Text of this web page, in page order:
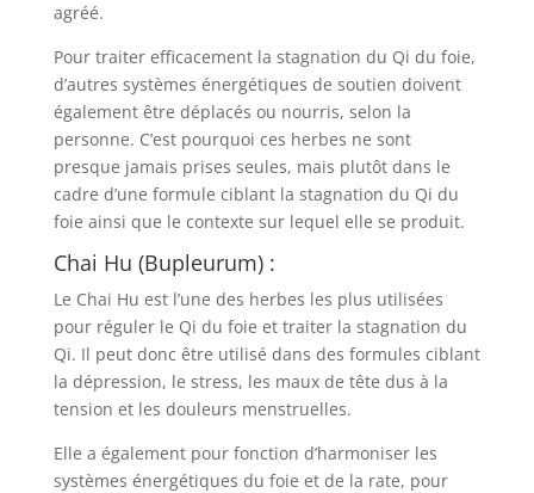
agréé.
Pour traiter efficacement la stagnation du Qi du foie,
d’autres systèmes énergétiques de soutien doivent
également être déplacés ou nourris, selon la
personne. C’est pourquoi ces herbes ne sont
presque jamais prises seules, mais plutôt dans le
cadre d’une formule ciblant la stagnation du Qi du
foie ainsi que le contexte sur lequel elle se produit.
Chai Hu (Bupleurum) :
Le Chai Hu est l’une des herbes les plus utilisées
pour réguler le Qi du foie et traiter la stagnation du
Qi. Il peut donc être utilisé dans des formules ciblant
la dépression, le stress, les maux de tête dus à la
tension et les douleurs menstruelles.
Elle a également pour fonction d’harmoniser les
systèmes énergétiques du foie et de la rate, pour